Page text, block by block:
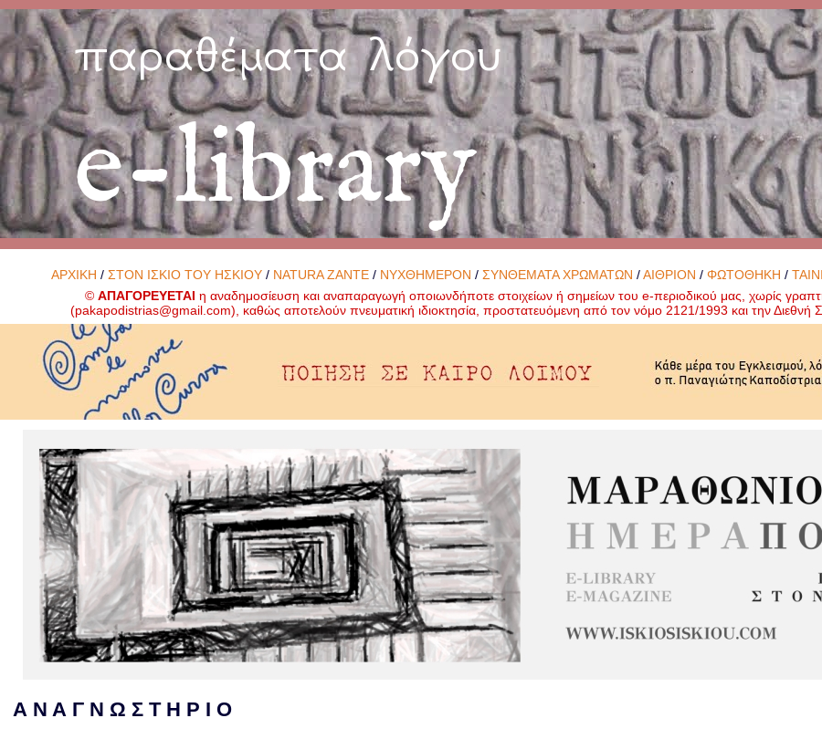
παραθέματα λόγου
e-library
ΑΡΧΙΚΗ /ΣΤΟΝ ΙΣΚΙΟ ΤΟΥ ΗΣΚΙΟΥ / NATURA ZANTE / ΝΥΧΘΗΜΕΡΟΝ /ΣΥΝΘΕΜΑΤΑ ΧΡΩΜΑΤΩΝ /ΑΙΘΡΙΟΝ /ΦΩΤΟΘΗΚΗ /
©ΑΠΑΓΟΡΕΥΕΤΑΙ η αναδημοσίευση και αναπαραγωγή οποιωνδήποτε στοιχείων ή σημείων του e-περιοδικού μας, χωρίς
(pakapodistrias@gmail.com), καθώς αποτελούν πνευματική ιδιοκτησία, προστατευόμενη από τον νόμο 2121/1993 και την
Α Ν Α Γ Ν Ω Σ Τ Η Ρ Ι Ο